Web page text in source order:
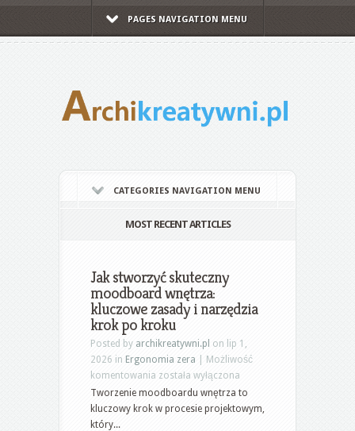
PAGES NAVIGATION MENU
CATEGORIES NAVIGATION MENU
MOST RECENT ARTICLES
Jak stworzyć skuteczny
moodboard wnętrza:
kluczowe zasady i narzędzia
krok po kroku
Posted by archikreatywni.pl on lip 1,
2026 in Ergonomia zera
Możliwość
komentowania Jak
stworzyć
skuteczny
została wyłączona
Tworzenie moodboardu wnętrza to
kluczowy krok w procesie projektowym,
który...